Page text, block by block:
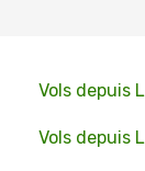
Vols depuis
Vols depuis